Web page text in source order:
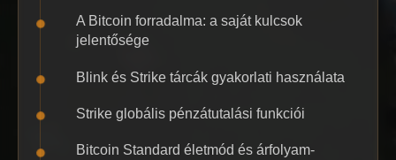
A Bitcoin forradalma: a saját kulcsok
jelentősége
Blink és Strike tárcák gyakorlati használata
Strike globális pénzátutalási funkciói
Bitcoin Standard életmód és árfolyam-